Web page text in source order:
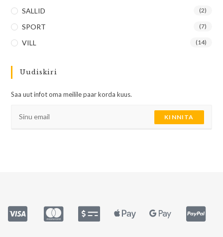
SALLID (2)
SPORT (7)
VILL (14)
Uudiskiri
Saa uut infot oma meilile paar korda kuus.
KINNITA